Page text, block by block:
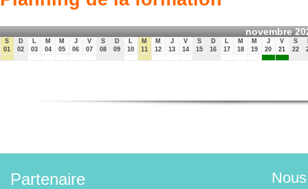
novembre
S
01
D
02
03
M
04
M
05
J
06
V
07
S
08
D
09
10
M
11
M
12
J
13
V
14
S
15
D
16
17
M
18
M
19
J
20
V
21
S
22
Partenaire